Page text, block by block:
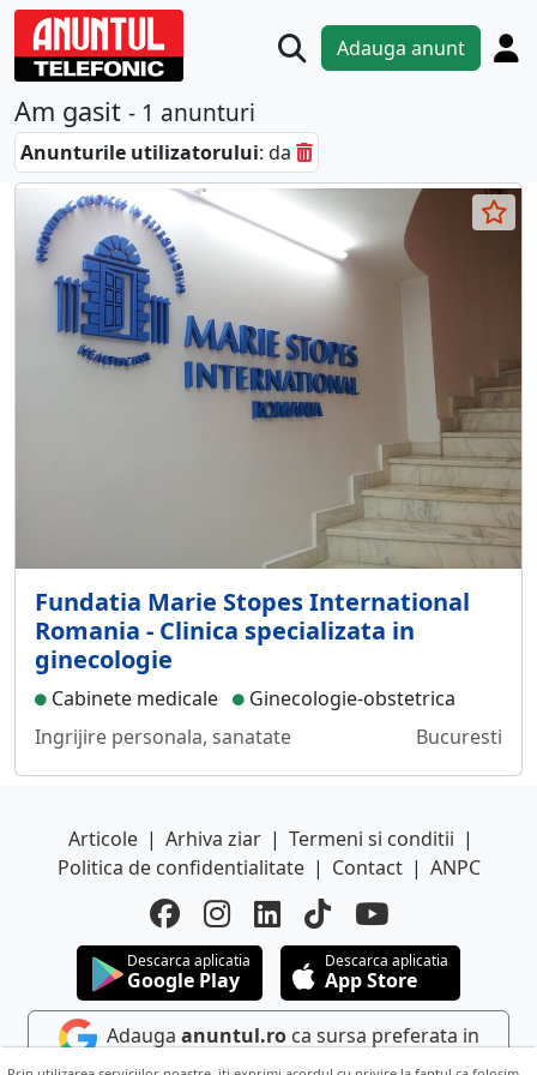
Adauga anunt
Am gasit - 1 anunturi
Anunturile utilizatorului: da
Fundatia Marie Stopes International
Romania - Clinica specializata in
ginecologie
Cabinete medicale
Ginecologie-obstetrica
Ingrijire personala, sanatate
Bucuresti
Articole | Arhiva ziar | Termeni si conditii |
Politica de confidentialitate | Contact | ANPC
Descarca aplicatia
Google Play
Descarca aplicatia
App Store
Adauga anuntul.roca sursa preferata in